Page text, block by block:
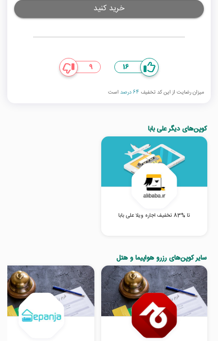
خرید کنید
16
9
میزان رضایت از این کد تخفیف 64 درصد است
کوپن‌های دیگر علی بابا
تا %83 تخفیف اجاره ویلا علی بابا
سایر کوپن‌های رزرو هواپیما و هتل